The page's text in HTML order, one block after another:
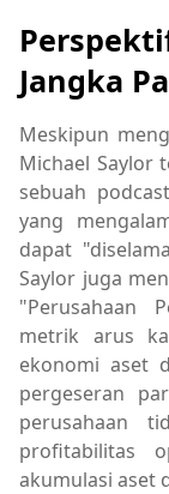
Jangka
Meskipun
Michael Saylor
sebuah
yang
dapat
Saylor juga
"Perusahaan
metrik arus
ekonomi aset
pergeseran
perusahaan
profitabilitas
akumulasi aset